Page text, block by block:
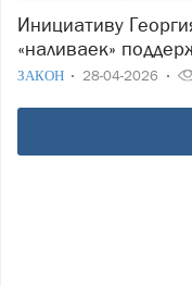
Инициативу Георгия Филимонова по закрытию
«наливаек»
ЗАКОН 28-04-2026